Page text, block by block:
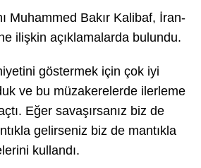
Muhammed Bakır Kalibaf, İran-
ilişkin açıklamalarda bulundu.
göstermek için çok iyi
ve bu müzakerelerde ilerleme
Eğer savaşırsanız biz de
gelirseniz biz de mantıkla
kullandı.